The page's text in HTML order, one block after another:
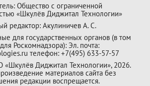
Общество с ограниченной
«Шкулёв Диджитал Технологии»
редактор: Акулиничев А. С.
для государственных органов (в том
Роскомнадзора): Эл. почта:
телефон: +7(495) 633-57-57
«Шкулёв Диджитал Технологии», 2026.
материалов сайта без
редакции воспрещается.